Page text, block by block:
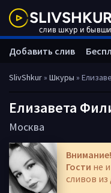
SlivShkur» Шкуры »
Елизавета
Москва
Гости не
сливов из
Добавить слив